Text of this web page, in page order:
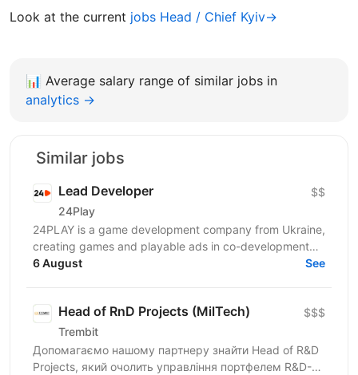
Look at the current jobs Head / Chief Kyiv→
📊 Average salary range of similar jobs in
analytics →
Similar jobs
Lead Developer
24Play
$$
24PLAY is a game development company from Ukraine,
creating games and playable ads in co-development
6 August See
Head of RnD Projects (MilTech)
Trembit
$$$
Допомагаємо нашому партнеру знайти Head of R&D
Projects, який очолить управління портфелем R&D-